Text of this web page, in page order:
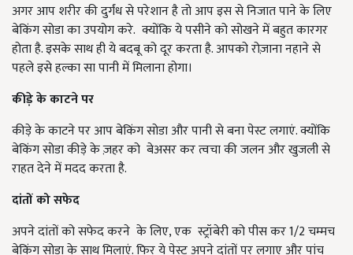
अगर आप शरीर की दुर्गंध से परेशान है तो आप इस से निजात पाने के लिए
बेकिंग सोडा का उपयोग करे. क्योंकि ये पसीने को सोखने में बहुत कारगर
होता है. इसके साथ ही ये बदबू को दूर करता है. आपको रोज़ाना नहाने से
पहले इसे हल्का सा पानी में मिलाना होगा।
कीड़े के काटने पर
कीड़े के काटने पर आप बेकिंग सोडा और पानी से बना पेस्ट लगाएं. क्योंकि
बेकिंग सोडा कीड़े के ज़हर को बेअसर कर त्वचा की जलन और खुजली से
राहत देने में मदद करता है.
दांतों को सफेद
अपने दांतों को सफेद करने के लिए,एक स्ट्रॉबेरी को पीस कर1/2चम्मच
बेकिंग सोडा के साथ मिलाएं. फिर ये पेस्ट अपने दांतों पर लगाए और पांच